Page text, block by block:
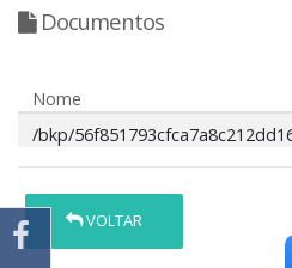
Documentos
Nome
/bkp/
VOLTAR